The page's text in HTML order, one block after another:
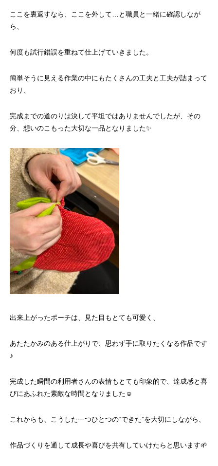
ここを裏返すなら、ここを外して…と職員と一緒に確認しなが
ら、
何度も試行錯誤を重ねて仕上げていきました。
簡単そうに見える作業の中にもたくさんの工夫と工夫が詰まって
おり、
完成までの道のりは決して平坦ではありませんでしたが、その
分、想いのこもった大切な一品となりました✨
出来上がったポーチは、見た目もとても可愛く、
あたたかみのある仕上がりで、思わず手に取りたくなる作品です
♪
完成した瞬間の利用者さんの表情もとても印象的で、達成感と喜
びにあふれた素敵な時間となりました☺️
これからも、こうした一つひとつの“できた”を大切にしながら、
作品づくりを通して成長や喜びを共有していけたらと思います🌱